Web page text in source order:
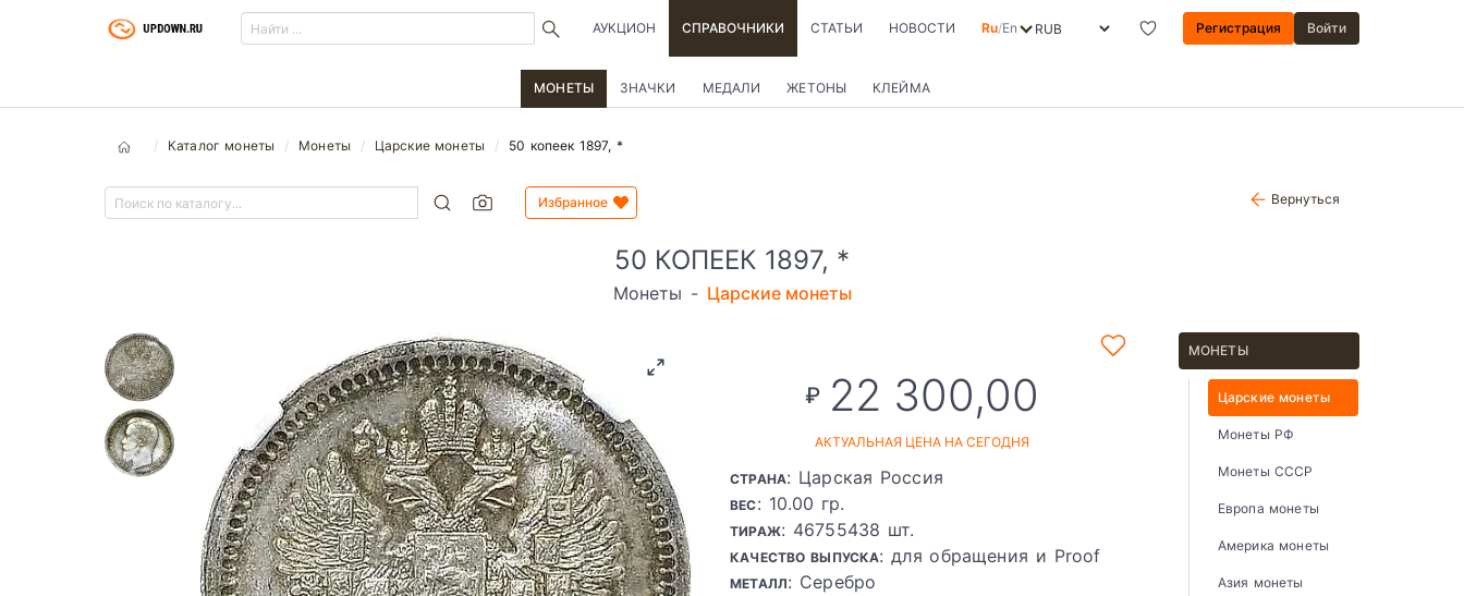
АУКЦИОН СПРАВОЧНИКИ СТАТЬИ НОВОСТИ Ru/En Регистрация Войти
МОНЕТЫ ЗНАЧКИ МЕДАЛИ ЖЕТОНЫ КЛЕЙМА
Каталог монеты Монеты Царские монеты 50 копеек 1897, *
Избранное Вернуться
50 КОПЕЕК 1897, *
Монеты - Царские монеты
₽ 22 300,00
АКТУАЛЬНАЯ ЦЕНА НА СЕГОДНЯ
СТРАНА: Царская Россия
ВЕС: 10.00 гр.
ТИРАЖ: 46755438 шт.
КАЧЕСТВО ВЫПУСКА: для обращения и Proof
МЕТАЛЛ: Серебро
МОНЕТЫ
Царские монеты
Монеты РФ
Монеты СССР
Европа монеты
Америка монеты
Азия монеты